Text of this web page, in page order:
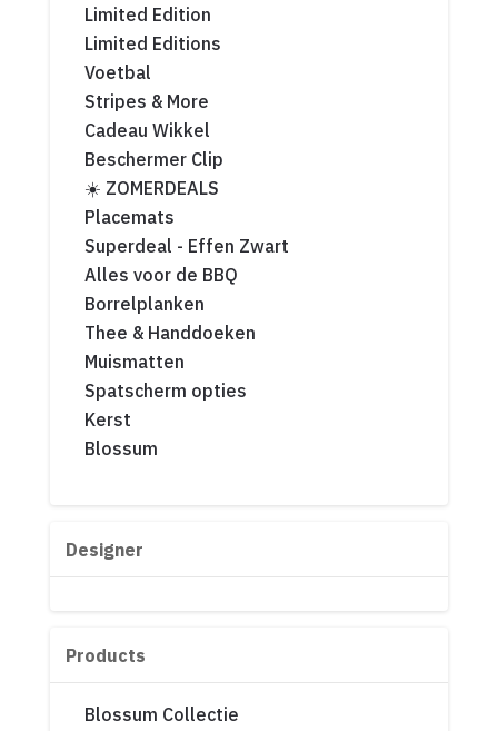
Limited Edition
Limited Editions
Voetbal
Stripes & More
Cadeau Wikkel
Beschermer Clip
☀️ ZOMERDEALS
Placemats
Superdeal - Effen Zwart
Alles voor de BBQ
Borrelplanken
Thee & Handdoeken
Muismatten
Spatscherm opties
Kerst
Blossum
Designer
Products
Blossum Collectie